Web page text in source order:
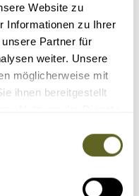
Website zu
Informationen zu Ihrer
Partner für
weiter. Unsere
möglicherweise mit
ihnen bereitgestellt